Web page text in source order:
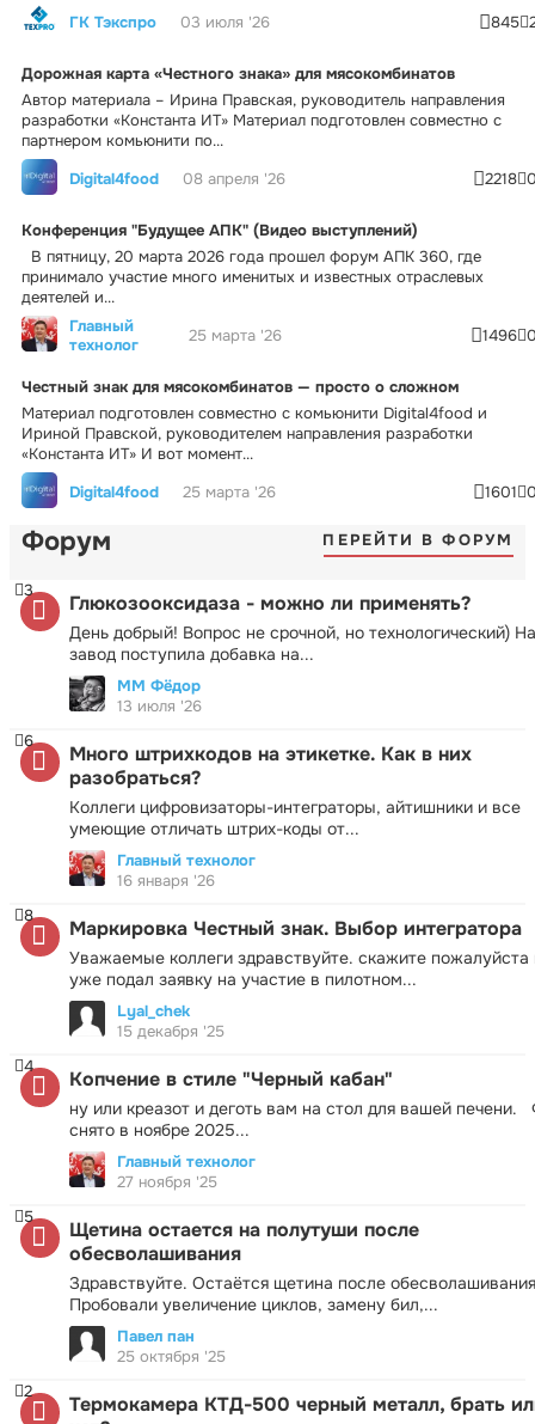
ГК Тэкспро 03 июля '26 845
Дорожная карта «Честного знака» для мясокомбинатов
Автор материала – Ирина Правская, руководитель направления
разработки «Константа ИТ» Материал подготовлен совместно с
партнером комьюнити по...
Digital4food
08 апреля '26 2218
Конференция "Будущее АПК" (Видео выступлений)
В пятницу, 20 марта 2026 года прошел форум АПК 360, где
принимало участие много именитых и известных отраслевых
деятелей и...
Главный
технолог
25 марта '26 1496
Честный знак для мясокомбинатов — просто о сложном
Материал подготовлен совместно с комьюнити Digital4food и
Ириной Правской, руководителем направления разработки
«Константа ИТ» И вот момент...
Digital4food
25 марта '26 1601
Форум ПЕРЕЙТИ В ФОРУМ
Глюкозооксидаза - можно ли применять?
День добрый! Вопрос не срочной, но технологический) На
завод поступила добавка на...
3
ММ Фёдор
13 июля '26
Много штрихкодов на этикетке. Как в них
разобраться?
Коллеги цифровизаторы-интеграторы, айтишники и все
умеющие отличать штрих-коды от...
6
Главный технолог
16 января '26
Маркировка Честный знак. Выбор интегратора
Уважаемые коллеги здравствуйте. скажите пожалуйста
уже подал заявку на участие в пилотном...
8
Lyal_chek
15 декабря '25
Копчение в стиле "Черный кабан"
ну или креазот и деготь вам на стол для вашей печени.
снято в ноябре 2025...
4
Главный технолог
27 ноября '25
Щетина остается на полутуши после
обесволашивания
Здравствуйте. Остаётся щетина после
Пробовали увеличение циклов, замену бил,...
5
Павел пан
25 октября '25
Термокамера КТД-500 черный металл, брать
2